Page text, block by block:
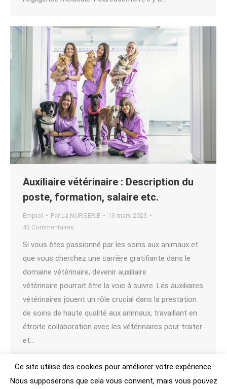
Auxiliaire vétérinaire : Description du
poste, formation, salaire etc.
Emploi Par La NURSERIE
13 mars 2023
43 Commentaires
Si vous êtes passionné par les soins aux animaux et
que vous cherchez une carrière gratifiante dans le
domaine vétérinaire, devenir auxiliaire
vétérinaire pourrait être la voie à suivre. Les auxiliaires
vétérinaires jouent un rôle crucial dans la prestation
de soins de haute qualité aux animaux, travaillant en
étroite collaboration avec les vétérinaires pour traiter
et…
Ce site utilise des cookies pour améliorer votre expérience.
Nous supposerons que cela vous convient, mais vous pouvez